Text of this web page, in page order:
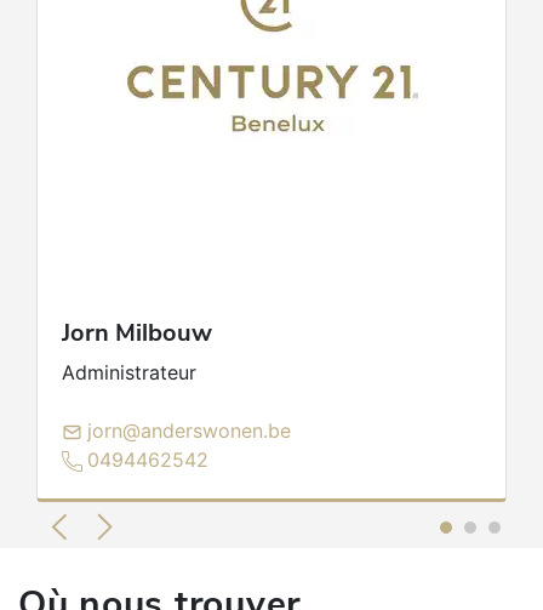
Jorn Milbouw
Administrateur
jorn@anderswonen.be
0494462542